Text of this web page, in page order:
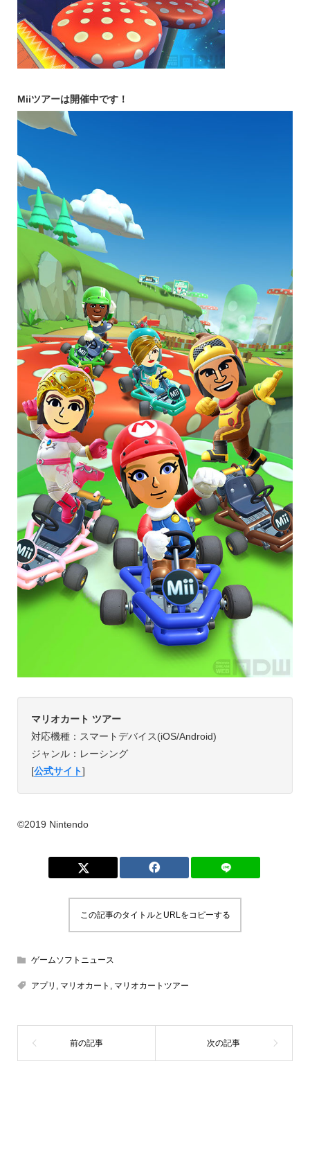
Miiツアーは開催中です！
マリオカート ツアー
対応機種：スマートデバイス(iOS/Android)
ジャンル：レーシング
[公式サイト]
©2019 Nintendo
この記事のタイトルとURLをコピーする
ゲームソフトニュース
アプリ , マリオカート , マリオカートツアー